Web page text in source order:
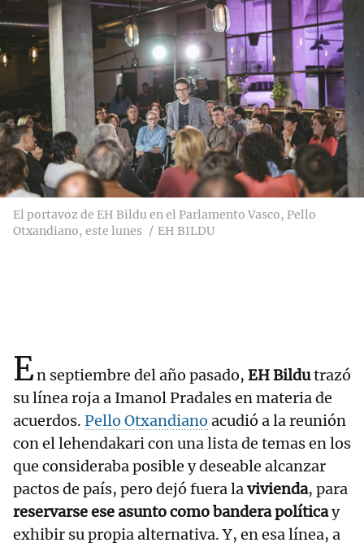
El portavoz de EH Bildu en el Parlamento Vasco, Pello
Otxandiano, este lunes
EH BILDU
En septiembre del año pasado, EH Bildutrazó
su línea roja a Imanol Pradales en materia de
acuerdos. Pello Otxandiano acudió a la reunión
con el lehendakari con una lista de temas en los
que consideraba posible y deseable alcanzar
pactos de país, pero dejó fuera lavivienda, para
reservarse ese asunto como bandera políticay
exhibir su propia alternativa. Y, en esa línea, a